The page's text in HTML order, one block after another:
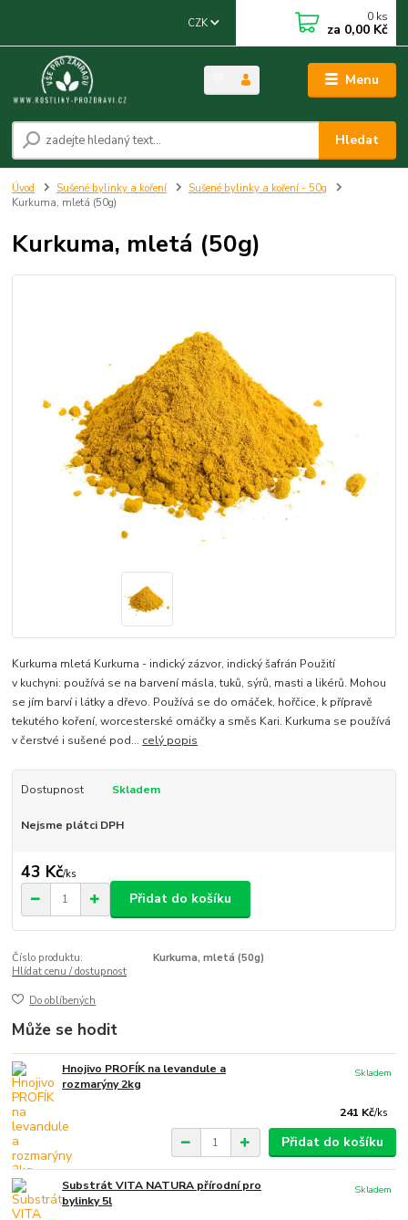
Menu
CZK
Hledat
0 ks
za 0,00 Kč
Úvod Sušené bylinky a koření
Sušené bylinky a koření - 50g
Kurkuma, mletá (50g)
Kurkuma, mletá (50g)
Kurkuma mletá Kurkuma - indický zázvor, indický šafrán Použití
v kuchyni: používá se na barvení másla, tuků, sýrů, masti a likérů. Mohou
se jím barví i látky a dřevo. Používá se do omáček, hořčice, k přípravě
tekutého koření, worcesterské omáčky a směs Kari. Kurkuma se používá
v čerstvé i sušené pod... celý popis
Dostupnost Skladem
Nejsme plátci DPH
43 Kč/ks
Přidat do košíku
Číslo produktu:
Kurkuma, mletá (50g)
Hlídat cenu / dostupnost
Do oblíbených
Může se hodit
Hnojivo PROFÍK na levandule a
rozmarýny 2kg
241 Kč/ks
Skladem
Přidat do košíku
Substrát VITA NATURA přírodní pro
bylinky 5l
Skladem